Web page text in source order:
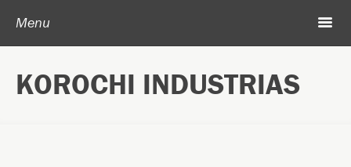
KOROCHI INDUSTRIAS
Menu m
Archivo